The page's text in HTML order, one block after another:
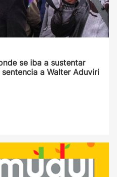
se iba a sustentar
a Walter Aduviri